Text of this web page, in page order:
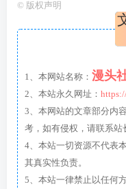
© 版权声明
1、本网站名称： 漫头
2、本站永久网址：
3、本网站的文章部分内
考，如有侵权，请联系站
4、本站一切资源不代表
其真实性负责。
5、本站一律禁止以任何